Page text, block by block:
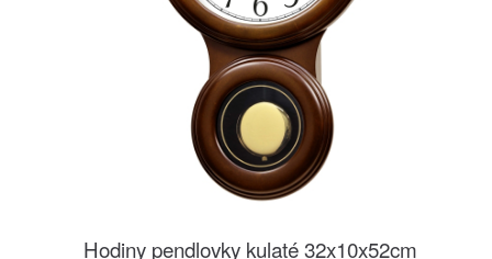
Hodiny pendlovky kulaté 32x10x52cm